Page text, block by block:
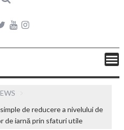
de reducere a nivelului de
de iarnă prin sfaturi utile